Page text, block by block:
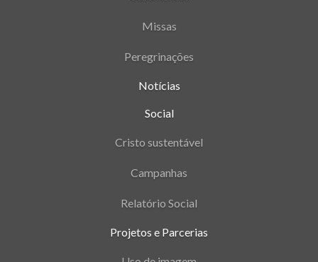
Missas
Peregrinações
Notícias
Social
Cristo sustentável
Campanhas
Relatório Social
Projetos e Parcerias